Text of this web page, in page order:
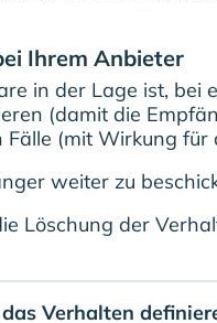
Ihrem Anbieter
in der Lage ist,
(damit die
(mit Wirkung
weiter zu
Löschung der
Verhalten